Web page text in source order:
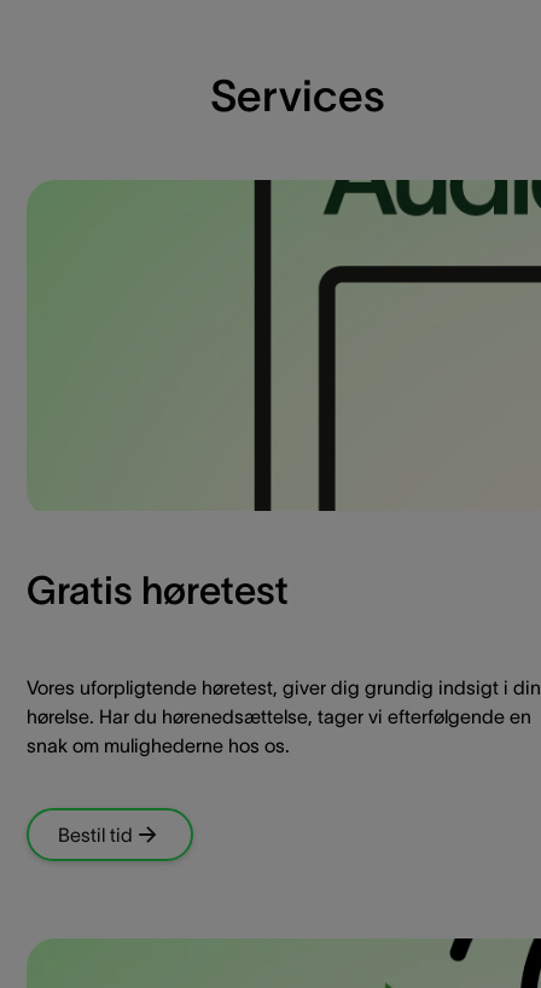
Services
Gratis høretest
Vores uforpligtende høretest, giver dig grundig indsigt i din
hørelse. Har du hørenedsættelse, tager vi efterfølgende en
snak om mulighederne hos os.
Bestil tid